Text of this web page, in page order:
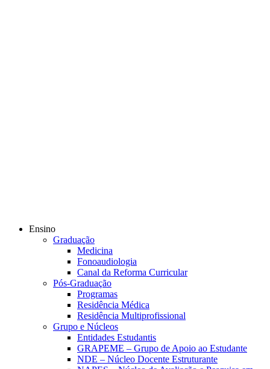
Ensino
Graduação
Medicina
Fonoaudiologia
Canal da Reforma Curricular
Pós-Graduação
Programas
Residência Médica
Residência Multiprofissional
Grupo e Núcleos
Entidades Estudantis
GRAPEME – Grupo de Apoio ao Estudante
NDE – Núcleo Docente Estruturante